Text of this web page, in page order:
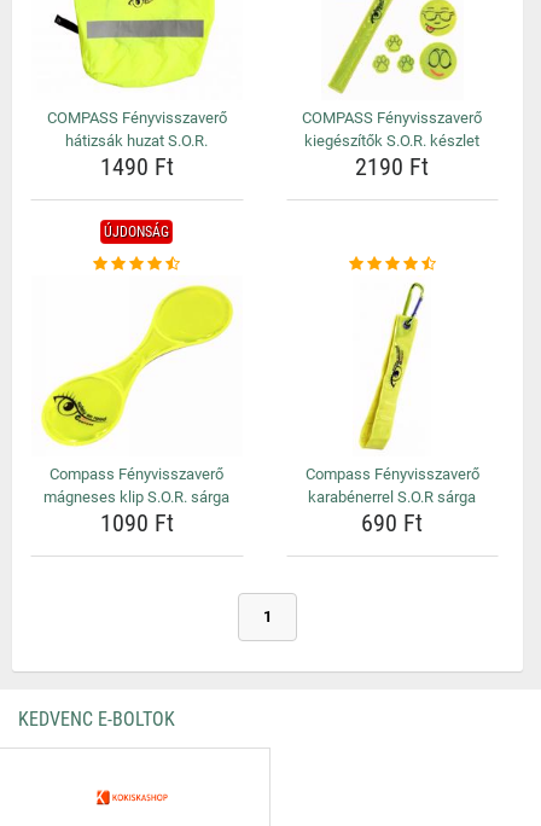
COMPASS Fényvisszaverő
hátizsák huzat S.O.R.
1490 Ft
COMPASS Fényvisszaverő
kiegészítők S.O.R. készlet
2190 Ft
ÚJDONSÁG
Compass Fényvisszaverő
mágneses klip S.O.R. sárga
1090 Ft
Compass Fényvisszaverő
karabénerrel S.O.R sárga
690 Ft
1
KEDVENC E-BOLTOK